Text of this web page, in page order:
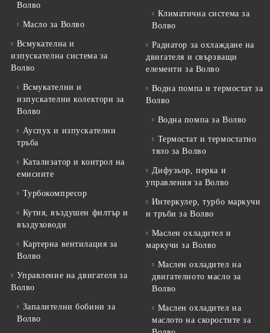
Волво
Масло за Волво
Всмукателна и
изпускателна система за
Волво
Всмукателни и
изпускателни колектори за
Волво
Ауспух и изпускателни
тръба
Катализатор и контрол на
емисиите
Турбокомпресор
Кутия, въздушен филтър и
въздуховоди
Картерна вентилация за
Волво
Управление на двигателя за
Волво
Запалителни бобини за
Волво
Климатична система за
Волво
Радиатор за охлаждане на
двигателя и свързващи
елементи за Волво
Водна помпа и термостат за
Волво
Водна помпа за Волво
Термостат и термостатно
тяло за Волво
Дифузьор, перка и
управления за Волво
Интеркулер, турбо маркучи
и тръби за Волво
Маслен охладител и
маркучи за Волво
Маслен охладител на
двигателното масло за
Волво
Маслен охладител на
маслото на скоростите за